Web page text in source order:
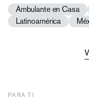
Ambulante en Casa
Latinoamérica
PARA TI